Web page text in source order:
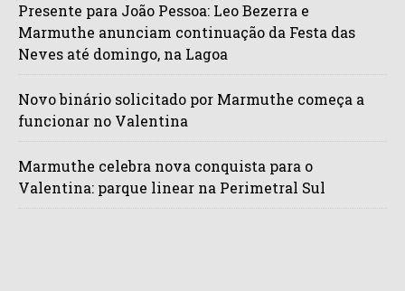
Presente para João Pessoa: Leo Bezerra e
Marmuthe anunciam continuação da Festa das
Neves até domingo, na Lagoa
Novo binário solicitado por Marmuthe começa a
funcionar no Valentina
Marmuthe celebra nova conquista para o
Valentina: parque linear na Perimetral Sul